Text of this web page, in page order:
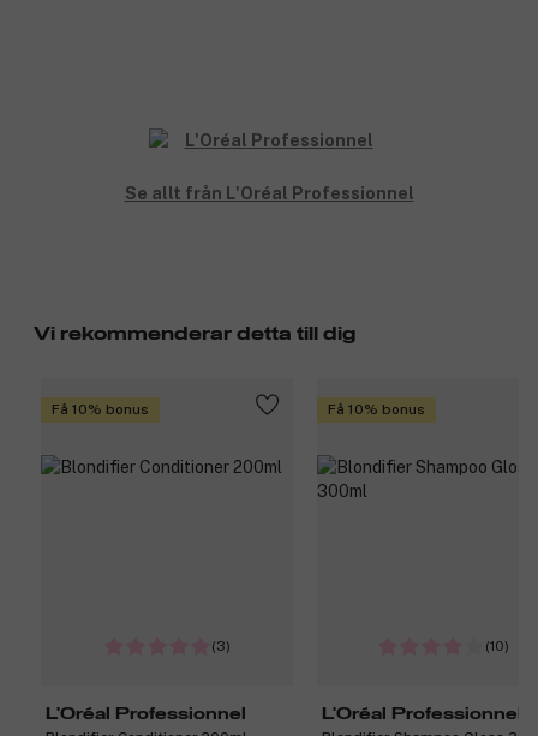
Se allt från L'Oréal Professionnel
Vi rekommenderar detta till dig
Få 10% bonus
(3)
L'Oréal Professionnel
Få 10% bonus
(10)
L'Oréal Professionnel